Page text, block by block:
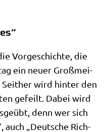
Vor­ge­schich­te, die
ein neu­er Groß­mei­
wird hin­ter den
gefeilt. Dabei wird
denn wer sich
auch „Deut­sche Rich­